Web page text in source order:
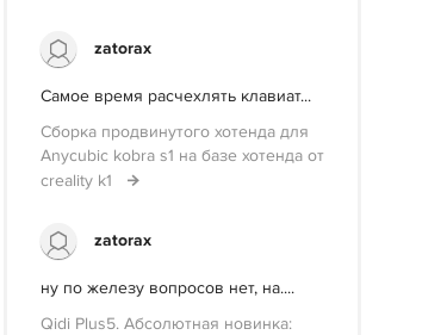
zatorax
Самое время расчехлять клавиат...
Сборка продвинутого хотенда для
Anycubic kobra s1 на базе хотенда от
creality k1
zatorax
ну по железу вопросов нет, на....
Qidi Plus5. Абсолютная новинка: